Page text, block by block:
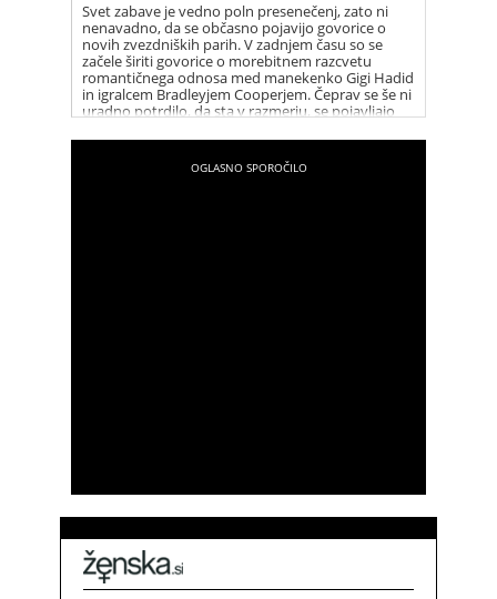
Svet zabave je vedno poln presenečenj, zato ni
nenavadno, da se občasno pojavijo govorice o
novih zvezdniških parih. V zadnjem času so se
začele širiti govorice o morebitnem razcvetu
romantičnega odnosa med manekenko Gigi Hadid
in igralcem Bradleyjem Cooperjem. Čeprav se še ni
uradno potrdilo, da sta v razmerju, se pojavljajo
oboževalci.